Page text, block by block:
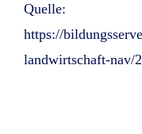
Quelle:
https://
landwirtschaft-nav/